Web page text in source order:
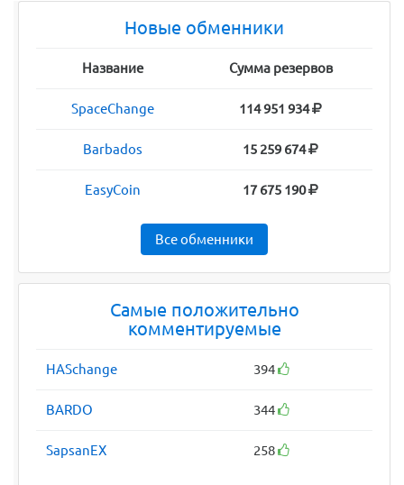
Новые обменники
Название Сумма резервов
SpaceChange 114 951 934
Barbados 15 259 674
EasyCoin 17 675 190
Все обменники
Самые положительно
комментируемые
HASchange 394
BARDO 344
SapsanEX 258